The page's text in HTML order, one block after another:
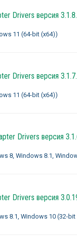
Drivers версия
11 (64-bit (x64))
Drivers версия
11 (64-bit (x64))
Drivers версия
8, Windows 8.1,
Drivers версия
8.1, Windows 10 (32-